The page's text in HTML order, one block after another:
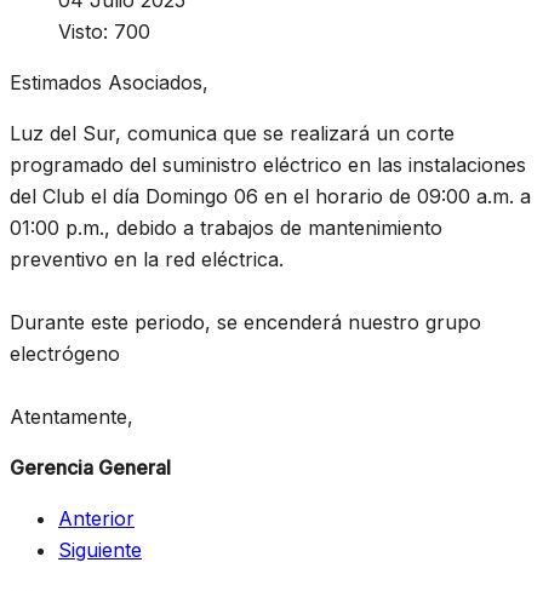
Visto: 700
Estimados Asociados,
Luz del Sur, comunica que se realizará un corte
programado del suministro eléctrico en las instalaciones
del Club el día Domingo 06 en el horario de 09:00 a.m. a
01:00 p.m., debido a trabajos de mantenimiento
preventivo en la red eléctrica.
Durante este periodo, se encenderá nuestro grupo
electrógeno
Atentamente,
Gerencia General
Anterior
Siguiente